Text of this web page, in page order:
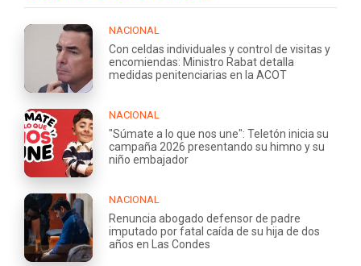
NACIONAL
Con celdas individuales y control de visitas y
encomiendas: Ministro Rabat detalla
medidas penitenciarias en la ACOT
NACIONAL
"Súmate a lo que nos une": Teletón inicia su
campaña 2026 presentando su himno y su
niño embajador
NACIONAL
Renuncia abogado defensor de padre
imputado por fatal caída de su hija de dos
años en Las Condes